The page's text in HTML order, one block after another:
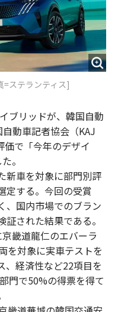
=ステランティス]
ブリッドが、韓国自動
動車記者協会（KAJ
で「今年のデザイ
。
新車を対象に部門別評
定する。今回の受賞
、国内市場でのブラン
された結果である。
畿道龍仁のエバーラ
を対象に実車テストを
、経済性など22項目を
門で50%の得票を得て